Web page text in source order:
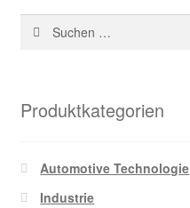
Suchen
Produktkategorien
Automotive Technologie
Industrie